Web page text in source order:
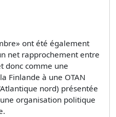
ont été également
net rapprochement entre
donc comme une
Finlande à une OTAN
nord) présentée
organisation politique